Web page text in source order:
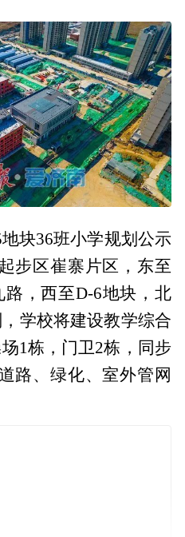
块36班小学规划公示
步区崔寨片区，东至
，西至D-6地块，北
学校将建设教学综合
1栋，门卫2栋，同步
路、绿化、室外管网